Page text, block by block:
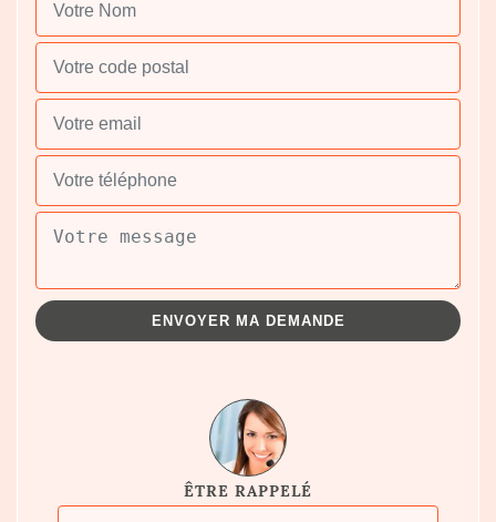
ÊTRE RAPPELÉ